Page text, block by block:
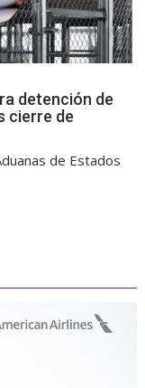
detención de
cierre de
de Estados